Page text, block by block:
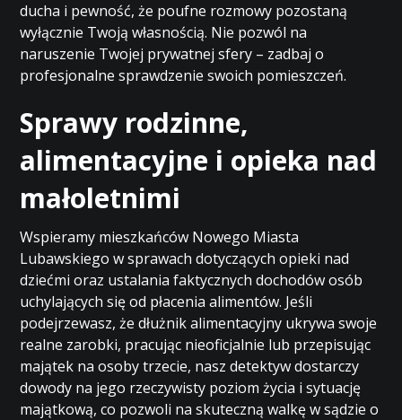
ducha i pewność, że poufne rozmowy pozostaną
wyłącznie Twoją własnością. Nie pozwól na
naruszenie Twojej prywatnej sfery – zadbaj o
profesjonalne sprawdzenie swoich pomieszczeń.
Sprawy rodzinne,
alimentacyjne i opieka nad
małoletnimi
Wspieramy mieszkańców Nowego Miasta
Lubawskiego w sprawach dotyczących opieki nad
dziećmi oraz ustalania faktycznych dochodów osób
uchylających się od płacenia alimentów. Jeśli
podejrzewasz, że dłużnik alimentacyjny ukrywa swoje
realne zarobki, pracując nieoficjalnie lub przepisując
majątek na osoby trzecie, nasz detektyw dostarczy
dowody na jego rzeczywisty poziom życia i sytuację
majątkową, co pozwoli na skuteczną walkę w sądzie o